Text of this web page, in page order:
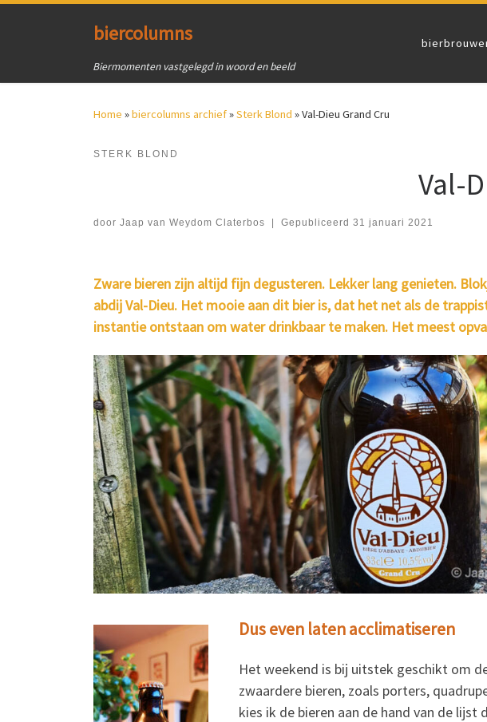
biercolumns
Biermomenten vastgelegd in woord en beeld
Home »biercolumns archief»Sterk Blond »Val-Dieu Grand Cru
STERK BLOND
Val-
door Jaap van Weydom Claterbos Gepubliceerd 31 januari 2021
Zware bieren zijn altijd fijn degusteren. Lekker lang genieten.
abdij Val-Dieu. Het mooie aan dit bier is, dat het net als de
instantie ontstaan om water drinkbaar te maken. Het meest
Dus even laten acclimatiseren
Het weekend is bij uitstek geschikt om
zwaardere bieren, zoals porters,
kies ik de bieren aan de hand van de